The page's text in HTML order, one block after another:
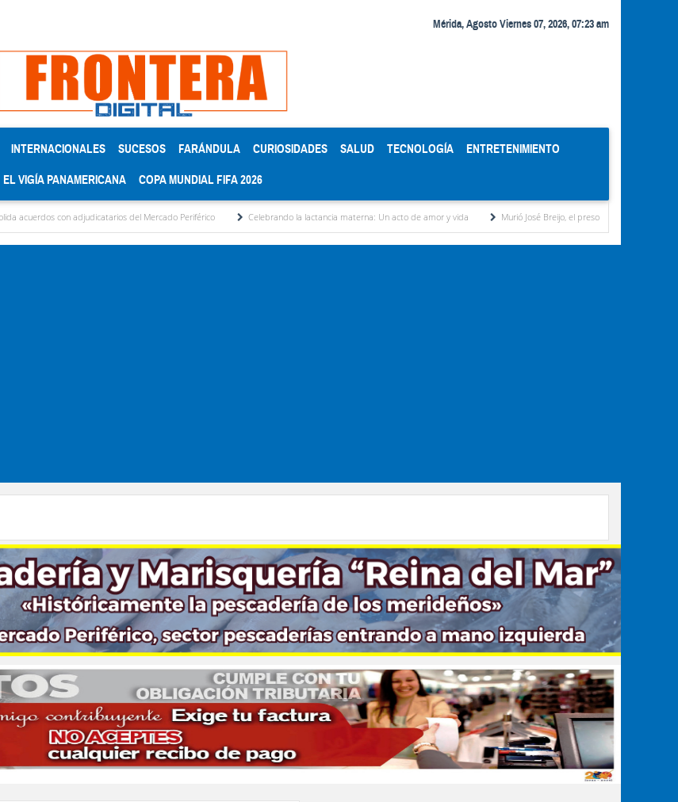
Mérida, Agosto Viernes 07, 2026, 07:23 am
INTERNACIONALES SUCESOS FARÁNDULA CURIOSIDADES SALUD TECNOLOGÍA ENTRETENIMIENTO
EL VIGÍA PANAMERICANA COPA MUNDIAL FIFA 2026
adjudicatarios del Mercado Periférico Celebrando la lactancia materna: Un acto de amor y vida Murió José Breijo, el preso político uruguayo-venezolano